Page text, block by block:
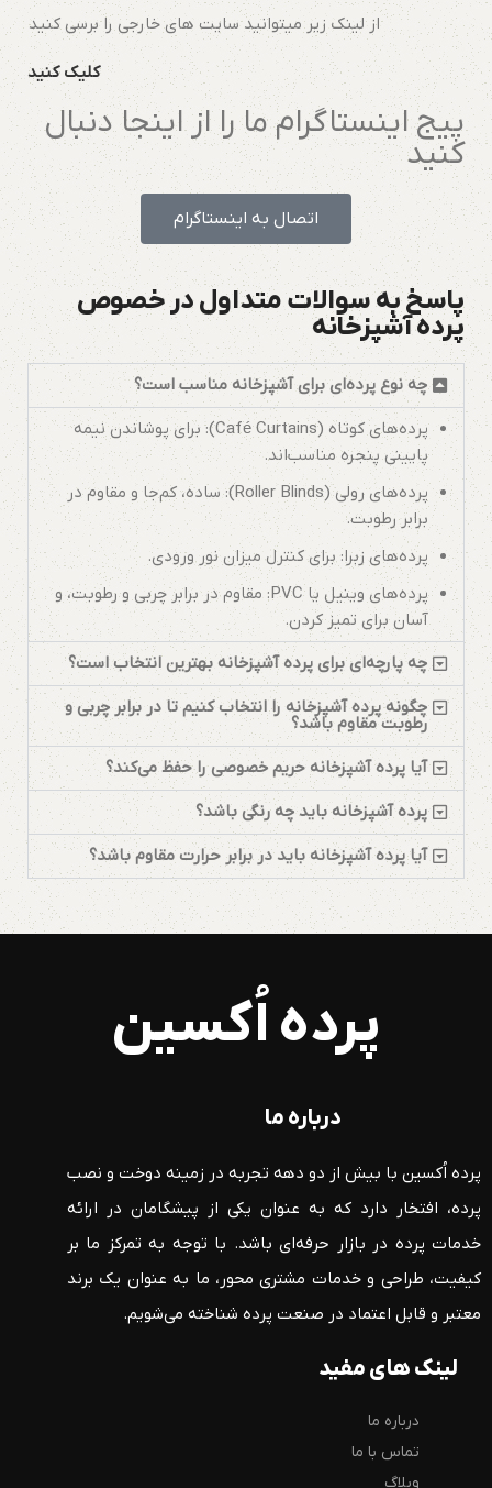
از لینک زیر میتوانید سایت های خارجی را برسی کنید
کلیک کنید
پیج اینستاگرام ما را از اینجا دنبال
کنید
اتصال به اینستاگرام
پاسخ به سوالات متداول در خصوص
پرده آشپزخانه
چه نوع پرده‌ای برای آشپزخانه مناسب است؟
پرده‌های کوتاه (Café Curtains): برای پوشاندن نیمه
پایینی پنجره مناسب‌اند.
پرده‌های رولی (Roller Blinds): ساده، کم‌جا و مقاوم در
برابر رطوبت.
پرده‌های زبرا: برای کنترل میزان نور ورودی.
پرده‌های وینیل یا PVC: مقاوم در برابر چربی و رطوبت، و
آسان برای تمیز کردن.
چه پارچه‌ای برای پرده آشپزخانه بهترین انتخاب است؟
چگونه پرده آشپزخانه را انتخاب کنیم تا در برابر چربی و
رطوبت مقاوم باشد؟
آیا پرده آشپزخانه حریم خصوصی را حفظ می‌کند؟
پرده آشپزخانه باید چه رنگی باشد؟
آیا پرده آشپزخانه باید در برابر حرارت مقاوم باشد؟
پرده اُکسین
درباره ما
پرده اُکسین با بیش از دو دهه تجربه در زمینه دوخت و نصب
پرده، افتخار دارد که به عنوان یکی از پیشگامان در ارائه
خدمات پرده در بازار حرفه‌ای باشد. با توجه به تمرکز ما بر
کیفیت، طراحی و خدمات مشتری محور، ما به عنوان یک برند
معتبر و قابل اعتماد در صنعت پرده شناخته می‌شویم.
لینک های مفید
درباره ما
تماس با ما
وبلاگ